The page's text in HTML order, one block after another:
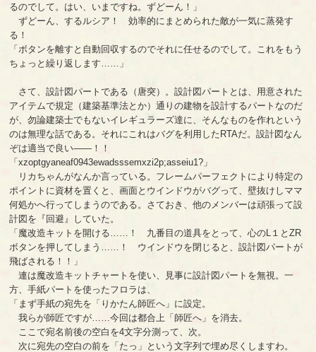
るのでして。はい、いまですね。ずどーん！」
ずどーん、するルシア！ 効率的にまとめられた敵が一気に蒸発す
る！
「ボタンを離すと自動回収するのでそれに任せるのでして。これをもう
ちょっと繰り返します……」
さて、設計図パートである（唐突）。設計図パートとは、用意された
アイテムで規定（建築基準法とか）通りの建物を設計するパートなのだ
が、勿論建築士でもないイレギュラーズ達に、そんなものを作れという
のは無理な話である。それにこれはバグを利用したRTAだ。設計図なん
ぞは適当で良い――！！
「xzoptgyaneaf0943ewadsssemxzi2p;asseiu1?」
リカちゃんがなんか言っている。フレームパーフェクトにより特定の
ポイントに資材を置くと、画面とウインドウがバグって、壁抜けしママ
何処かへ行ってしまうのである。さておき、他のメンバーは頑張って設
計図を『回避』していた。
「魔改造キットを開ける……！ 九番目の道具をとって、心のL１とZR
ボタンを押してしまう……！ ウインドウを閉じると、設計図パートが
飛ばされる！！」
連は魔改造キットチャートを使い、見事に設計図パートを無視。一
方、手紙パートを使ったフロラは、
「まず手紙の宛先を「りかたん師匠へ」に設定。
我らが師匠ですが……今回は都合上「師匠へ」を消去。
ここで宛名前後の空白を4文字分測って、次。
次に宛先の空白の前を「たっ」という文字列で埋め尽くしますわ。